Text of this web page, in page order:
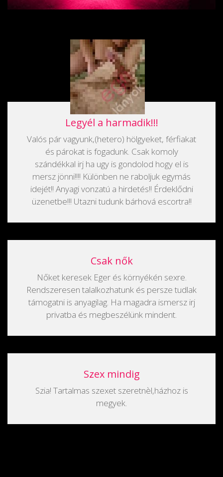
Legyél a harmadik!!!
Valós pár vagyunk,(hetero) hölgyeket, férfiakat
és párokat is fogadunk. Csak komoly
szándékkal irj ha ugy is gondolod hogy el is
mersz jönni!!!! Különben ne raboljuk egymás
idejét!! Anyagi vonzatú a hirdetés!! Érdeklődni
üzenetbe!!! Utazni tudunk bárhová escortra!!
Csak nők
Nőket keresek Eger és környékén sexre.
Rendszeresen talalkozhatunk és persze tudlak
támogatni is anyagilag. Ha magadra ismersz irj
privatba és megbeszélünk mindent.
Szex mindig
Szia! Tartalmas szexet szeretnèl,házhoz is
megyek.